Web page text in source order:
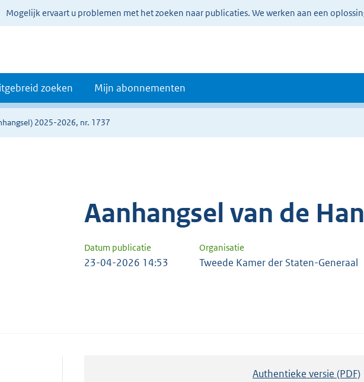
Mogelijk ervaart u problemen met het zoeken naar publicaties. We werken aan een
zoeken Mijn abonnementen
2025-2026, nr. 1737
Aanhangsel van de
Datum publicatie Organisatie
23-04-2026 14:53 Tweede Kamer der Staten-Generaal
Authentieke versie (PDF)